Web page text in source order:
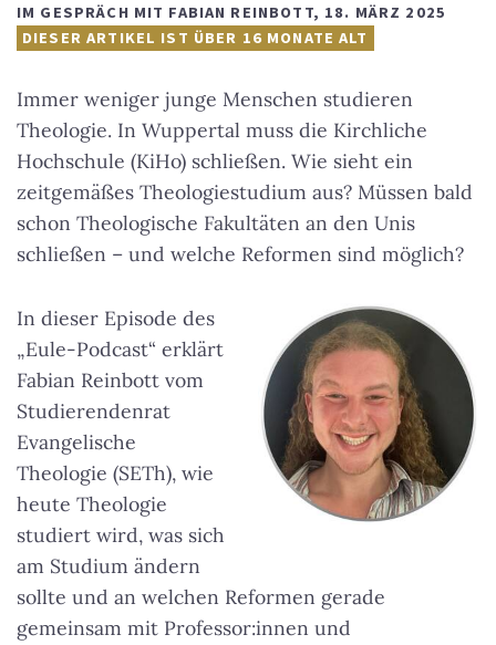
IM GESPRÄCH MIT FABIAN REINBOTT, 18. MÄRZ 2025
DIESER ARTIKEL IST ÜBER 16 MONATE ALT
Immer weniger junge Menschen studieren
Theologie. In Wuppertal muss die Kirchliche
Hochschule (KiHo) schließen. Wie sieht ein
zeitgemäßes Theologiestudium aus? Müssen bald
schon Theologische Fakultäten an den Unis
schließen – und welche Reformen sind möglich?
In dieser Episode des
„Eule-Podcast“ erklärt
Fabian Reinbott vom
Studierendenrat
Evangelische
Theologie (SETh), wie
heute Theologie
studiert wird, was sich
am Studium ändern
sollte und an welchen Reformen gerade
gemeinsam mit Professor:innen und